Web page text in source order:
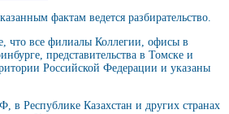
фактам ведется разбирательство.
что все филиалы Коллегии, офисы в
представительства в Томске и
Российской Федерации и указаны
в Республике Казахстан и других странах